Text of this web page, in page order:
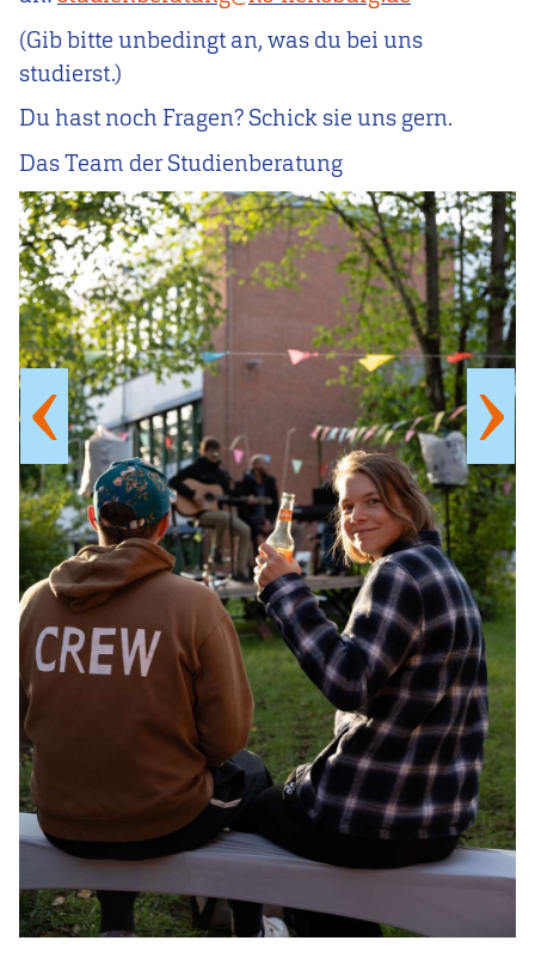
(Gib bitte unbedingt an, was du bei uns
studierst.)
Du hast noch Fragen? Schick sie uns gern.
Das Team der Studienberatung